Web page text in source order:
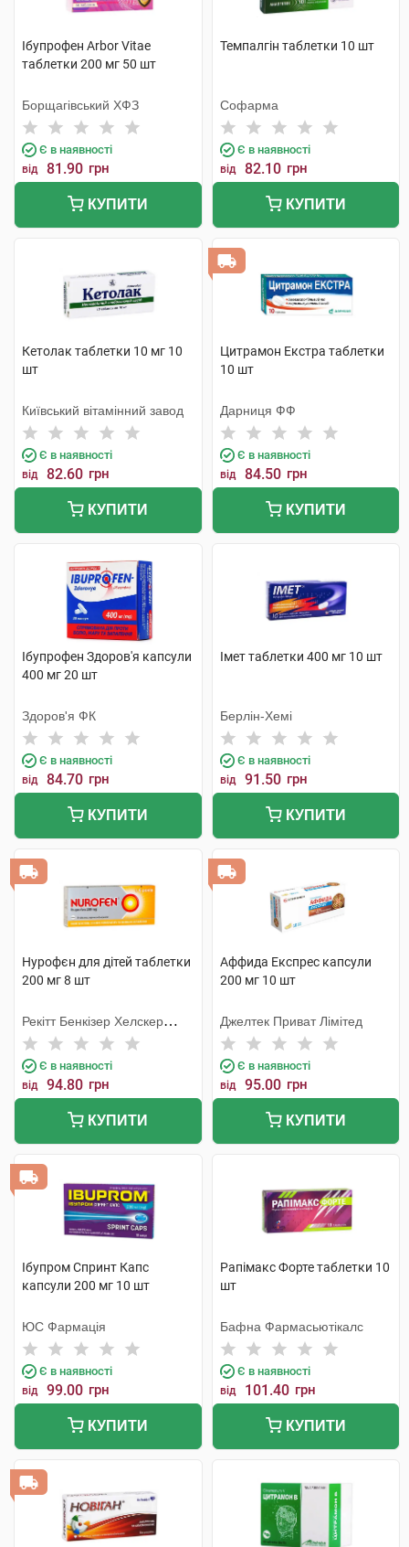
Ібупрофен Arbor Vitae
таблетки 200 мг 50 шт
Борщагівський ХФЗ
Є в наявності
від 81.90 грн
КУПИТИ
Темпалгін таблетки 10 шт
Софарма
Є в наявності
від 82.10 грн
КУПИТИ
Кетолак таблетки 10 мг 10
шт
Київський вітамінний завод
Є в наявності
від 82.60 грн
КУПИТИ
Цитрамон Екстра таблетки
10 шт
Дарниця ФФ
Є в наявності
від 84.50 грн
КУПИТИ
Ібупрофен Здоров'я капсули
400 мг 20 шт
Здоров'я ФК
Є в наявності
від 84.70 грн
КУПИТИ
Імет таблетки 400 мг 10 шт
Берлін-Хемі
Є в наявності
від 91.50 грн
КУПИТИ
Нурофєн для дітей таблетки
200 мг 8 шт
Рекітт Бенкізер Хелскер
Інтернешнл
Є в наявності
від 94.80 грн
КУПИТИ
Аффида Експрес капсули
200 мг 10 шт
Джелтек Приват Лімітед
Є в наявності
від 95.00 грн
КУПИТИ
Ібупром Спринт Капс
капсули 200 мг 10 шт
ЮС Фармація
Є в наявності
від 99.00 грн
КУПИТИ
Рапімакс Форте таблетки 10
шт
Бафна Фармасьютікалс
Є в наявності
від 101.40 грн
КУПИТИ